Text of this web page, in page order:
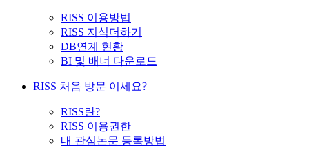
RISS 이용방법
RISS 지식더하기
DB연계 현황
BI 및 배너 다운로드
RISS 처음 방문 이세요?
RISS란?
RISS 이용권한
내 관심논문 등록방법